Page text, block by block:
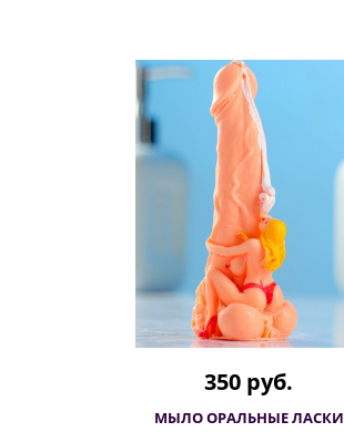
350 руб.
МЫЛО ОРАЛЬНЫЕ ЛАСКИ